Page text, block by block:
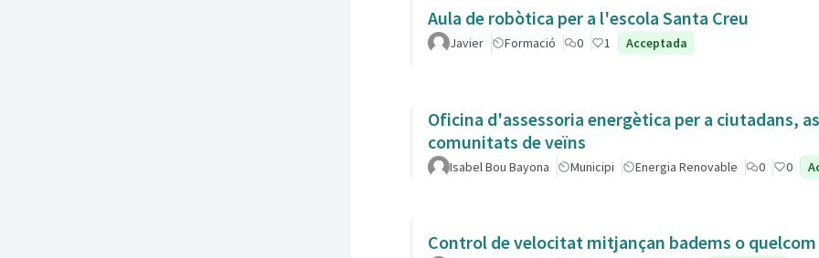
Aula de robòtica per a l'escola Santa Creu
Javier Formació 0 1 Acceptada
Oficina d'assessoria energètica per a ciutadans,
comunitats de veïns
Isabel Bou Bayona Municipi Energia Renovable 0 0
Control de velocitat mitjançan badems o